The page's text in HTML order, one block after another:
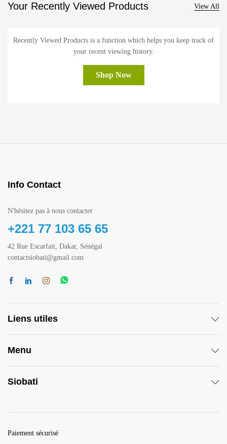
Your Recently Viewed Products View All
Recently Viewed Products is a function which helps you keep track of
your recent viewing history.
Shop Now
Info Contact
N'hésitez pas à nous contacter
+221 77 103 65 65
42 Rue Escarfait, Dakar, Sénégal
contactsiobati@gmail.com
Liens utiles
Menu
Siobati
Paiement sécurisé